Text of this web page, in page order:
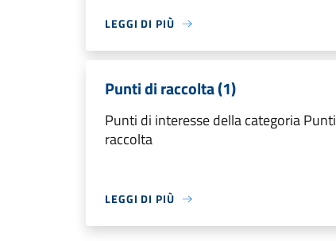
LEGGI DI PIÙ
Punti di raccolta (1)
Punti di interesse della categoria
raccolta
LEGGI DI PIÙ